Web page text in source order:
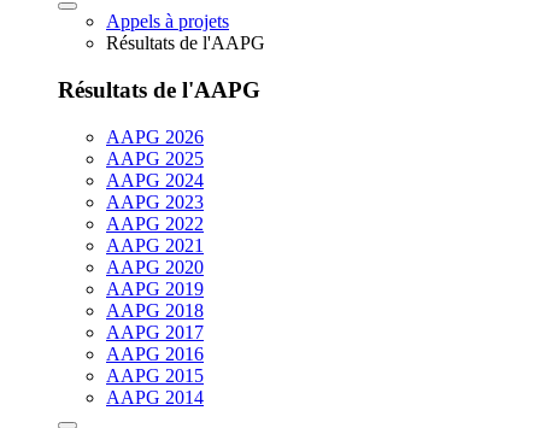
Appels à projets
Résultats de l'AAPG
Résultats de l'AAPG
AAPG 2026
AAPG 2025
AAPG 2024
AAPG 2023
AAPG 2022
AAPG 2021
AAPG 2020
AAPG 2019
AAPG 2018
AAPG 2017
AAPG 2016
AAPG 2015
AAPG 2014